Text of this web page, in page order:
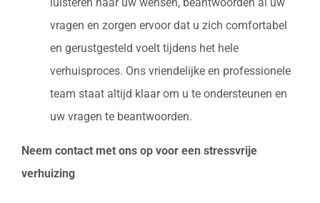
luisteren naar uw wensen, beantwoorden al uw
vragen en zorgen ervoor dat u zich comfortabel
en gerustgesteld voelt tijdens het hele
verhuisproces. Ons vriendelijke en professionele
team staat altijd klaar om u te ondersteunen en
uw vragen te beantwoorden.
Neem contact met ons op voor een stressvrije
verhuizing